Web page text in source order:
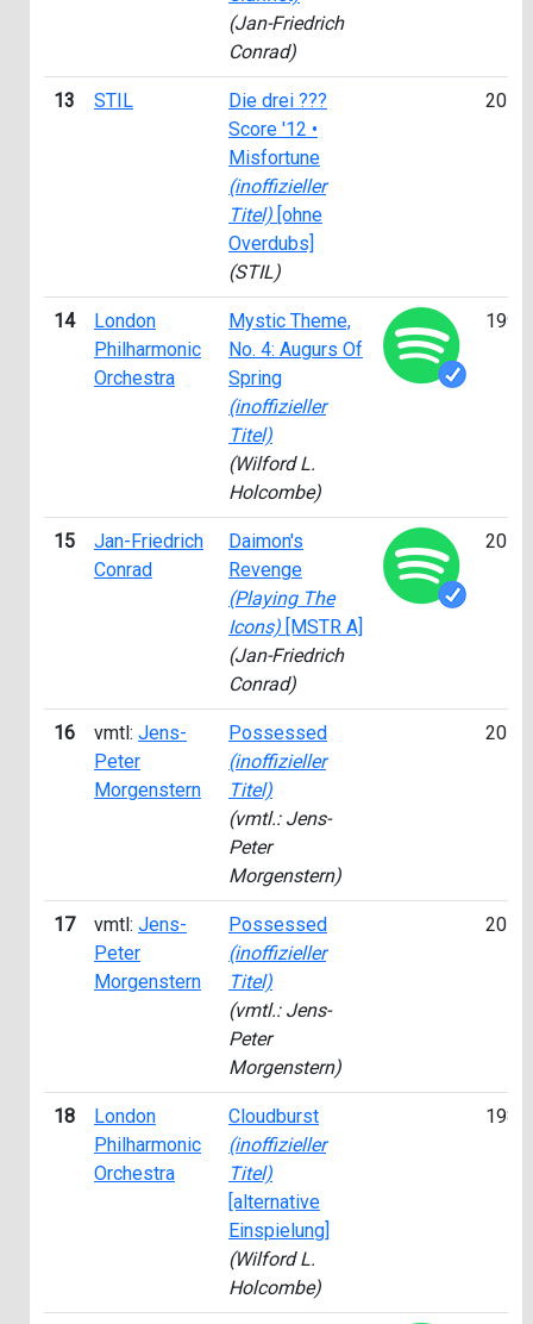
(Jan-Friedrich
Conrad)
13 STIL
Die drei ???
Score '12 •
Misfortune
(inoffizieller
Titel) [ohne
Overdubs]
(STIL)
2015
14
London
Philharmonic
Orchestra
Mystic Theme,
No. 4: Augurs Of
Spring
(inoffizieller
Titel)
(Wilford L.
Holcombe)
1999
15
Jan-Friedrich
Conrad
Daimon's
Revenge
(Playing The
Icons) [MSTR A]
(Jan-Friedrich
Conrad)
2014
16 vmtl: Jens-
Peter
Morgenstern
Possessed
(inoffizieller
Titel)
(vmtl.: Jens-
Peter
Morgenstern)
2015
17 vmtl: Jens-
Peter
Morgenstern
Possessed
(inoffizieller
Titel)
(vmtl.: Jens-
Peter
Morgenstern)
2015
18
London
Philharmonic
Orchestra
Cloudburst
(inoffizieller
Titel)
[alternative
Einspielung]
(Wilford L.
Holcombe)
1989